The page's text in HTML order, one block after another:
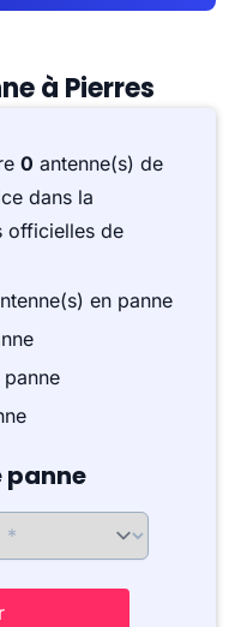
à Pierres
0 antenne(s) de
dans la
officielles de
en panne
panne